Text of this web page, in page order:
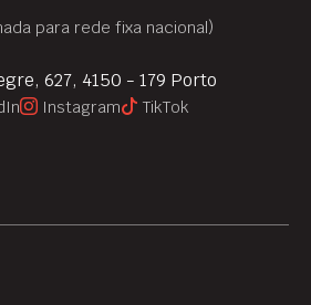
para rede fixa nacional)
627, 4150 - 179 Porto
Instagram TikTok